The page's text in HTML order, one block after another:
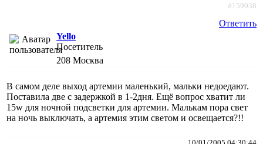
#159038
Ответить
Yello
Посетитель
208 Москва
В самом деле выход артемии маленький, мальки недоедают.
Поставила две с задержкой в 1-2дня. Ещё вопрос хватит ли
15w для ночной подсветки для артемии. Малькам пора свет
на ночь выключать, а артемия этим светом и освещается?!!